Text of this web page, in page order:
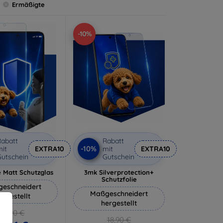
Ermäßigte
EXTRA10
Matt Schutzglas
12,90 €
-10%
-10%
Rabatt
mit
Gutschein
EXTRA10
3mk Silverprotection+
Schutzfolie
Maßgeschneidert
hergestellt
18,90 €